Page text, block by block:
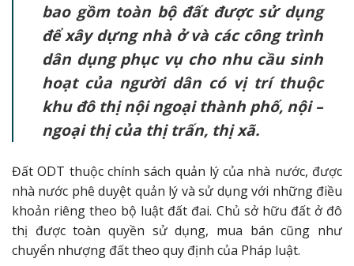
bao gồm toàn bộ đất được sử dụng
để xây dựng nhà ở và các công trình
dân dụng phục vụ cho nhu cầu sinh
hoạt của người dân có vị trí thuộc
khu đô thị nội ngoại thành phố, nội –
ngoại thị của thị trấn, thị xã.
Đất ODT thuộc chính sách quản lý của nhà nước, được
nhà nước phê duyệt quản lý và sử dụng với những điều
khoản riêng theo bộ luật đất đai. Chủ sở hữu đất ở đô
thị được toàn quyền sử dụng, mua bán cũng như
chuyển nhượng đất theo quy định của Pháp luật.